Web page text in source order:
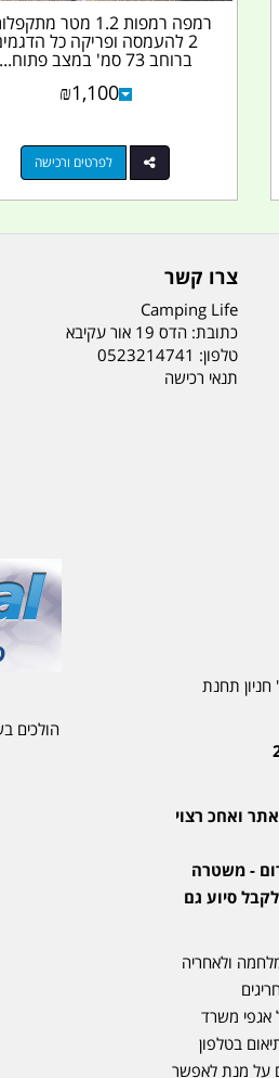
רמפה רמפות 1.2 מטר
2 להעמסה ופריקה כל
ברוחב 73 סמ' במצב פתוח...
₪1,100
לפרטים ורכישה
צרו קשר
Camping Life
כתובת: הדס 19 אור עקיבא
טלפון: 0523214741
תנאי רכישה
חניון תחנת
ואחכ רצוי
- משטרה
סיוע גם
ולאחריה
אגפי משרד
בטלפון
על מנת לאפשר
הולכים